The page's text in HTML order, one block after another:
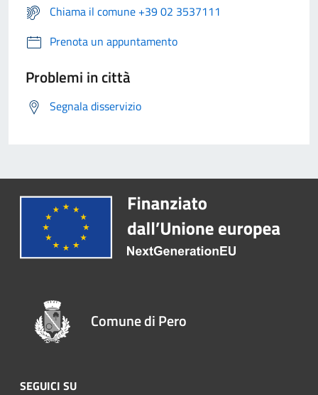
Chiama il comune +39 02 3537111
Prenota un appuntamento
Problemi in città
Segnala disservizio
Comune di Pero
SEGUICI SU